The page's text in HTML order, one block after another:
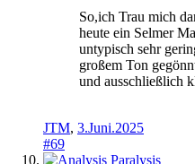
So,ich Trau mich
heute ein Selmer
untypisch sehr
großem Ton
und ausschließlich
JTM, 3.Juni.2025
#69